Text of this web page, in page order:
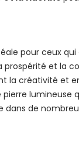
pour ceux
prospérité et la
la créativité et
pierre lumineuse
dans de